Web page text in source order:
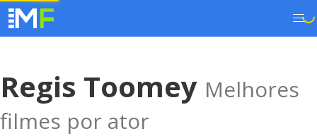
Regis Toomey Melhores
filmes por ator